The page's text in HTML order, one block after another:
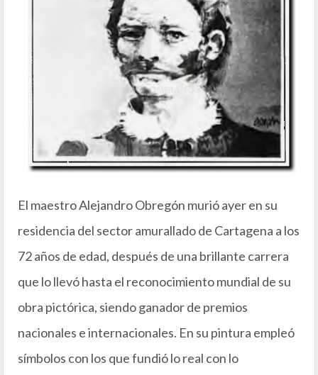
El maestro Alejandro Obregón murió ayer en su
residencia del sector amurallado de Cartagena a los
72 años de edad, después de una brillante carrera
que lo llevó hasta el reconocimiento mundial de su
obra pictórica, siendo ganador de premios
nacionales e internacionales. En su pintura empleó
símbolos con los que fundió lo real con lo